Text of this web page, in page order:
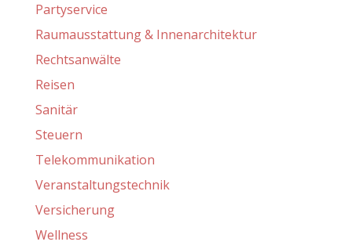
Partyservice
Raumausstattung & Innenarchitektur
Rechtsanwälte
Reisen
Sanitär
Steuern
Telekommunikation
Veranstaltungstechnik
Versicherung
Wellness